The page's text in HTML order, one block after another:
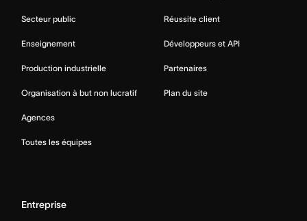
Secteur public
Enseignement
Production industrielle
Organisation à but non lucratif
Agences
Toutes les équipes
Réussite client
Développeurs et API
Partenaires
Plan du site
Entreprise